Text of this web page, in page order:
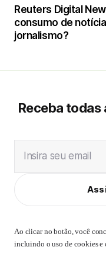
Reuters Digital
consumo de
jornalismo?
Receba
Insira seu email
Ao clicar no botão, você
incluindo o uso de cookies e